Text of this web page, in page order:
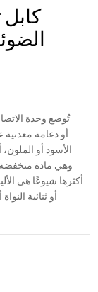
كابل
تُوضع وحدة
أو ثنائية